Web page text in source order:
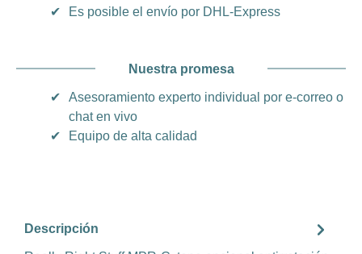
✔
Es posible el envío por DHL-Express
Nuestra promesa
✔
Asesoramiento experto individual por e-correo o
chat en vivo
✔
Equipo de alta calidad
Descripción